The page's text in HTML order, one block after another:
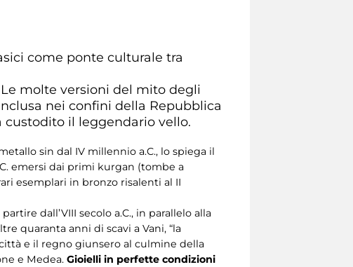
come ponte culturale tra
molte versioni del mito degli
nei confini della Repubblica
custodito il leggendario vello.
sin dal IV millennio a.C., lo spiega il
emersi dai primi kurgan (tombe a
esemplari in bronzo risalenti al II
dall’VIII secolo a.C., in parallelo alla
quaranta anni di scavi a Vani, “la
e il regno giunsero al culmine della
e Medea. Gioielli in perfette condizioni